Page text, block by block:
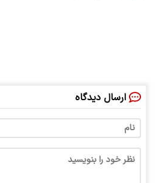
ارسال دیدگاه